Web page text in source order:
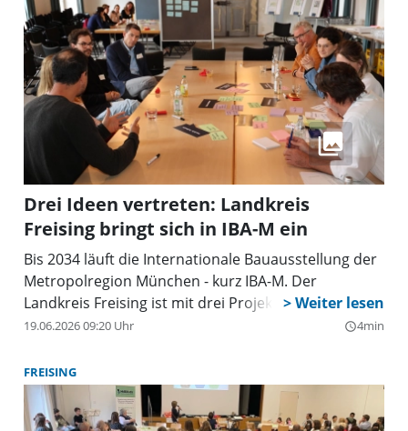
Drei Ideen vertreten: Landkreis
Freising bringt sich in IBA-M ein
Bis 2034 läuft die Internationale Bauausstellung der
Metropolregion München - kurz IBA-M. Der
Landkreis Freising ist mit drei Projekten vertreten.
19.06.2026 09:20 Uhr query_builder4min
FREISING